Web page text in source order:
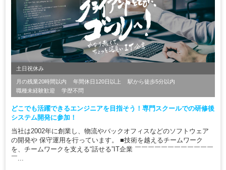
土日祝休み
月の残業20時間以内 年間休日120日以上
駅から徒歩5分以内
職種未経験歓迎
学歴不問
どこでも活躍できるエンジニアを目指そう！専門スクールでの研修後
システム開発に参加！
当社は2002年に創業し、物流やバックオフィスなどのソフトウェア
の開発や 保守運用を行っています。 ■技術を越えるチームワーク
を、チームワークを支える“話せる”IT企業 ￣￣￣￣￣￣￣￣￣￣￣￣
￣...